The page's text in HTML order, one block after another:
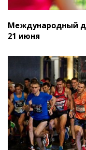
Международный
21 июня